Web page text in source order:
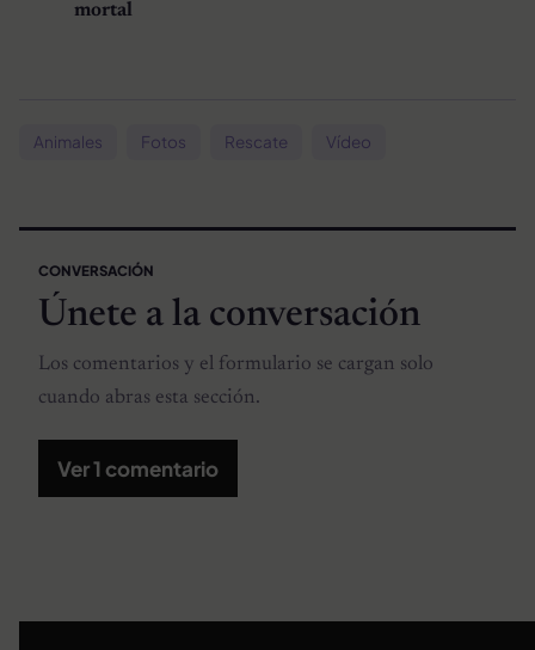
mortal
Animales Fotos Rescate Vídeo
CONVERSACIÓN
Únete a la conversación
Los comentarios y el formulario se cargan solo
cuando abras esta sección.
Ver 1 comentario